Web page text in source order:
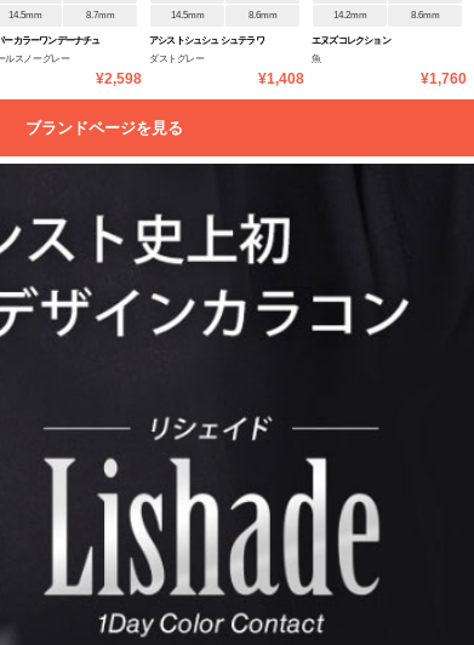
14.5mm 8.7mm
ーカラーワンデーナチュ
ルスノーグレー
¥2,598
14.5mm 8.6mm
アシストシュシュ シュテラワ
ンデー
ダストグレー
¥1,408
14.2mm 8.6mm
エヌズコレクション
魚
¥1,760
ブランドページを見る